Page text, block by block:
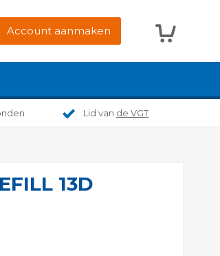
Account aanmaken
Lid van de VGT
13D